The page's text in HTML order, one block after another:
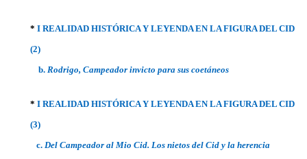
* I REALIDAD HISTÓRICA Y LEYENDA EN LA FIGURA DEL CID
(2)
b. Rodrigo, Campeador invicto para sus coetáneos
* I REALIDAD HISTÓRICA Y LEYENDA EN LA FIGURA DEL CID
(3)
c. Del Campeador al Mio Cid. Los nietos del Cid y la herencia